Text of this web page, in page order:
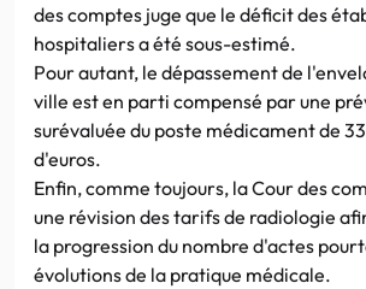
des comptes juge que le déficit des
hospitaliers a été sous-estimé.
Pour autant, le dépassement de
ville est en parti compensé par une
surévaluée du poste médicament de
d'euros.
Enfin, comme toujours, la Cour des
une révision des tarifs de radiologie
la progression du nombre d'actes
évolutions de la pratique médicale.